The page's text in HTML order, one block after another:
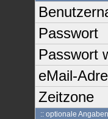
Passwort
Passwort
eMail-
Zeitzone
:: optionale